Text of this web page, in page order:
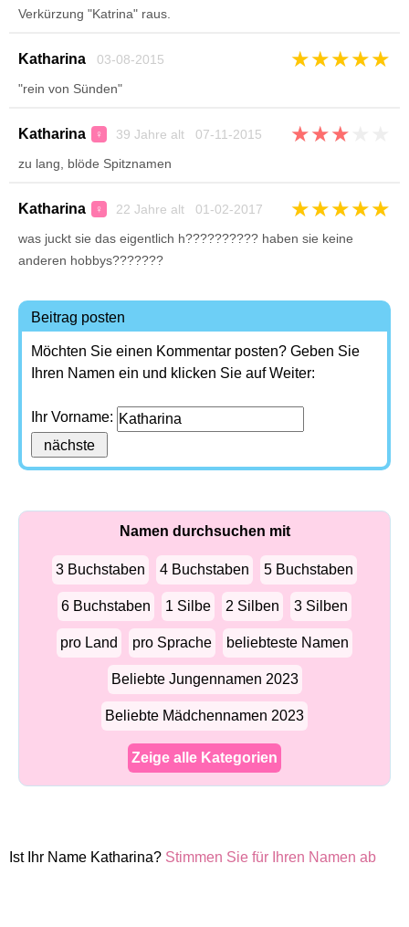
Verkürzung "Katrina" raus.
Katharina 03-08-2015 ★★★★★
"rein von Sünden"
Katharina ♀ 39 Jahre alt 07-11-2015 ★★★
zu lang, blöde Spitznamen
Katharina ♀ 22 Jahre alt 01-02-2017 ★★★★★
was juckt sie das eigentlich h?????????? haben sie keine
anderen hobbys???????
Beitrag posten
Möchten Sie einen Kommentar posten? Geben Sie
Ihren Namen ein und klicken Sie auf Weiter:
Ihr Vorname:
Namen durchsuchen mit
3 Buchstaben 4 Buchstaben 5 Buchstaben
6 Buchstaben 1 Silbe 2 Silben 3 Silben
pro Land pro Sprache beliebteste Namen
Beliebte Jungennamen 2023
Beliebte Mädchennamen 2023
Zeige alle Kategorien
Ist Ihr Name Katharina? Stimmen Sie für Ihren Namen ab